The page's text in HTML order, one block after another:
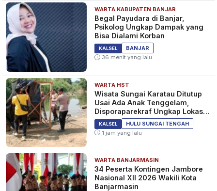
WARTA KABUPATEN BANJAR
Begal Payudara di Banjar,
Psikolog Ungkap Dampak yang
Bisa Dialami Korban
KALSEL
BANJAR
36 menit yang lalu
WARTA HST
Wisata Sungai Karatau Ditutup
Usai Ada Anak Tenggelam,
Disporaparekraf Ungkap Lokasi
Belum Berizin
KALSEL
HULU SUNGAI TENGAH
1 jam yang lalu
WARTA BANJARMASIN
34 Peserta Kontingen Jambore
Nasional XII 2026 Wakili Kota
Banjarmasin